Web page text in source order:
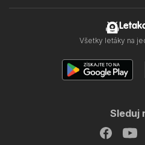
Všetky letáky na
Sleduj